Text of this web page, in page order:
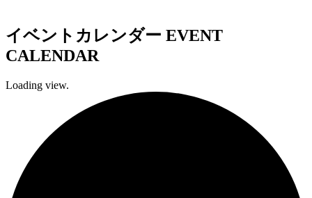
イベントカレンダー EVENT
CALENDAR
Loading view.